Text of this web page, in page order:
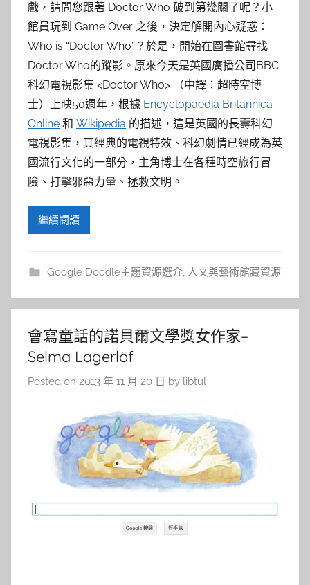
戲，請問您跟著 Doctor Who 破到第幾關了呢？小
館員玩到 Game Over 之後，決定解開內心疑惑：
Who is “Doctor Who”？於是，開始在圖書館尋找
Doctor Who的蹤影。原來今天是英國廣播公司BBC
科幻電視影集 <Doctor Who> （中譯：超時空博
士）上映50週年，根據 Encyclopaedia Britannica
Online 和 Wikipedia 的描述，這是英國的長壽科幻
電視影集，其經典的電視特效、科幻劇情已經成為英
國流行文化的一部分，主角博士在各種時空旅行冒
險、打擊邪惡力量、拯救文明。
繼續閱讀
Google Doodle主題資源選介, 人文與藝術館藏資源
會寫童話的諾貝爾文學獎女作家–
Selma Lagerlöf
Posted on 2013 年 11 月 20 日 by libtul